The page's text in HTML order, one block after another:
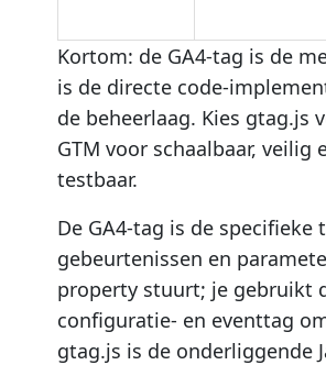
Kortom: de GA4-tag is de
is de directe code-
de beheerlaag. Kies gtag.js
GTM voor schaalbaar, veilig
testbaar.
De GA4-tag is de specifieke
gebeurtenissen en
property stuurt; je gebruikt
configuratie- en eventtag
gtag.js is de onderliggende